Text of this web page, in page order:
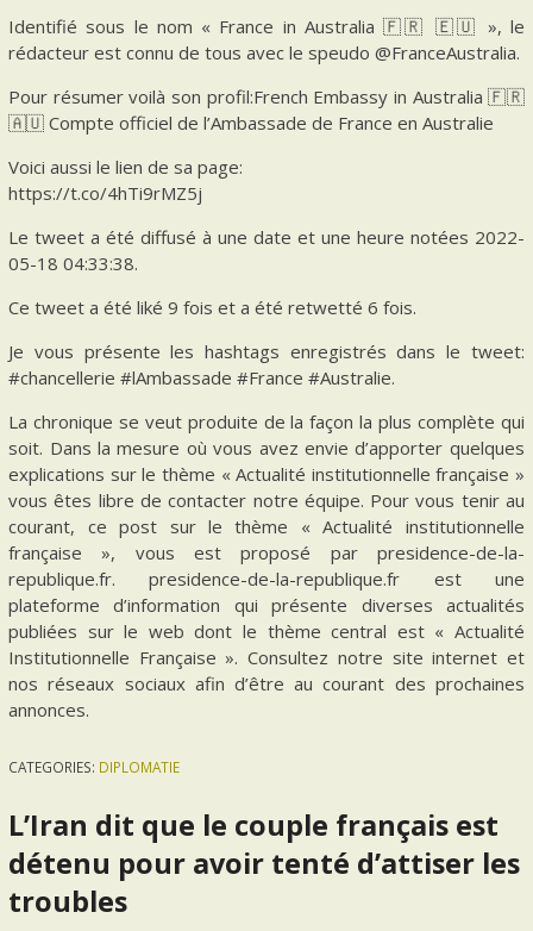
Identifié sous le nom « France in Australia 🇫🇷 🇪🇺 », le
rédacteur est connu de tous avec le speudo @FranceAustralia.
Pour résumer voilà son profil:French Embassy in Australia 🇫🇷
🇦🇺 Compte officiel de l’Ambassade de France en Australie
Voici aussi le lien de sa page:
https://t.co/4hTi9rMZ5j
Le tweet a été diffusé à une date et une heure notées 2022-
05-18 04:33:38.
Ce tweet a été liké 9 fois et a été retwetté 6 fois.
Je vous présente les hashtags enregistrés dans le tweet:
#chancellerie #lAmbassade #France #Australie.
La chronique se veut produite de la façon la plus complète qui
soit. Dans la mesure où vous avez envie d’apporter quelques
explications sur le thème « Actualité institutionnelle française »
vous êtes libre de contacter notre équipe. Pour vous tenir au
courant, ce post sur le thème « Actualité institutionnelle
française », vous est proposé par presidence-de-la-
republique.fr. presidence-de-la-republique.fr est une
plateforme d’information qui présente diverses actualités
publiées sur le web dont le thème central est « Actualité
Institutionnelle Française ». Consultez notre site internet et
nos réseaux sociaux afin d’être au courant des prochaines
annonces.
CATEGORIES: DIPLOMATIE
L’Iran dit que le couple français est
détenu pour avoir tenté d’attiser les
troubles